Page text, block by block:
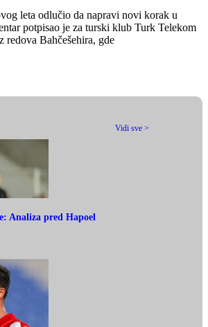
leta odlučio da napravi novi korak u
potpisao je za turski klub Turk Telekom
redova Bahčešehira, gde
Vidi sve >
Analiza pred Hapoel